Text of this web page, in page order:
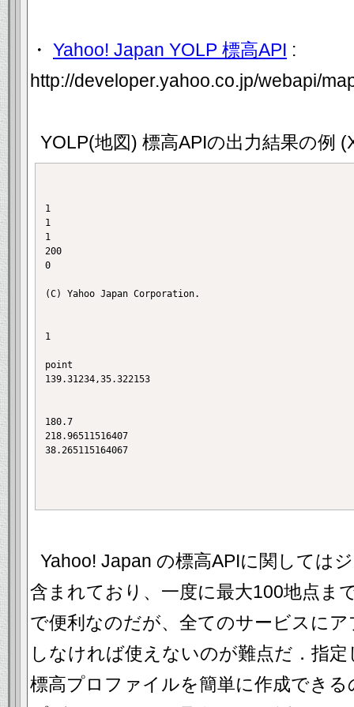
・ Yahoo! Japan YOLP 標高API :
http://developer.yahoo.co.jp/webapi/
YOLP(地図) 標高APIの出力結果の例
1
1
1
200
0
(C) Yahoo Japan Corporation.
1
point
139.31234,35.322153
180.7
218.96511516407
38.265115164067
Yahoo! Japan の標高APIに関しては
含まれており、一度に最大100地点ま
で便利なのだが、全てのサービスに
しなければ使えないのが難点だ．指
標高プロファイルを簡単に作成でき